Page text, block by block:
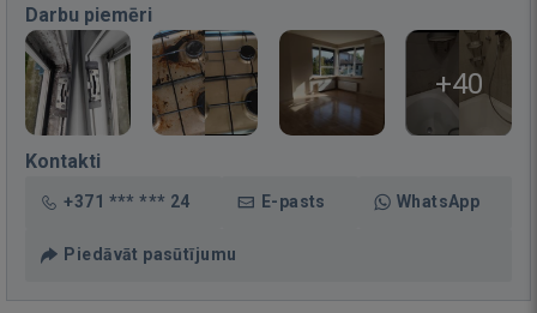
Darbu piemēri
+40
Kontakti
+371 *** *** 24 E-pasts WhatsApp
Piedāvāt pasūtījumu